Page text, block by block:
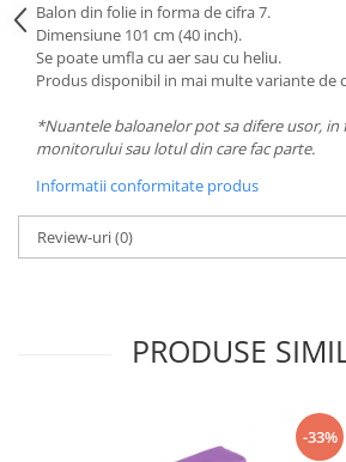
Balon din folie in forma de cifra 7.
Dimensiune 101 cm (40 inch).
Se poate umfla cu aer sau cu heliu.
Produs disponibil in mai multe variante de
*Nuantele baloanelor pot sa difere usor, in
monitorului sau lotul din care fac parte.
Informatii conformitate produs
Review-uri(0)
PRODUSE
-33%